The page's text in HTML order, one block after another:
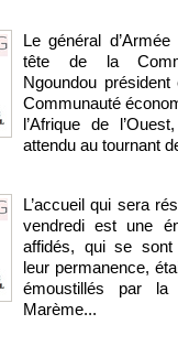
Le général
tête de la
Ngoundou
Communauté
l’Afrique de
attendu au tournant
L’accueil qui sera
vendredi est une
affidés, qui se
leur permanence,
émoustillés par
Marème...